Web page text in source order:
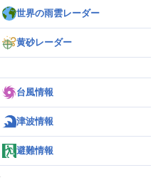
世界の雨雲レーダー
黄砂レーダー
台風情報
津波情報
避難情報